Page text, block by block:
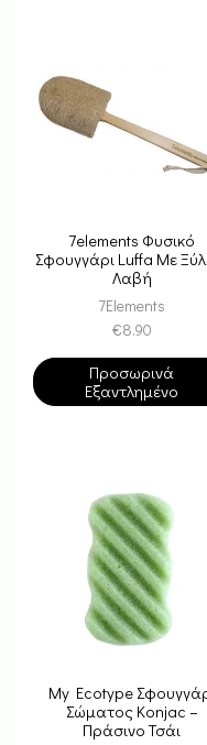
7elements Φυσικό
Σφουγγάρι Luffa Με
Λαβή
7Elements
€8.90
Προσωρινά
Εξαντλημένο
My Ecotype
Σώματος Konjac –
Πράσινο Τσάι